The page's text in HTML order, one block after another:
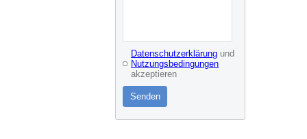
Datenschutzerklärung und
Nutzungsbedingungen
akzeptieren
Senden